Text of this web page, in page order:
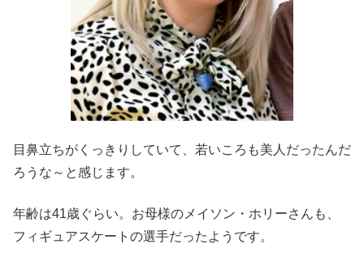
目鼻立ちがくっきりしていて、若いころも美人だったんだ
ろうな～と感じます。
年齢は41歳ぐらい。お母様のメイソン・ホリーさんも、
フィギュアスケートの選手だったようです。